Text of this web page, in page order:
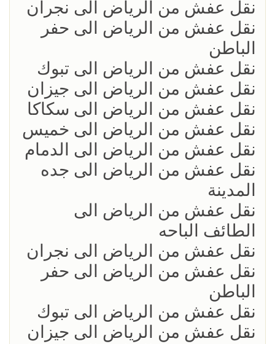
نقل عفش من الرياض الى نجران
نقل عفش من الرياض الى حفر
الباطن
نقل عفش من الرياض الى تبوك
نقل عفش من الرياض الى جيزان
نقل عفش من الرياض الى سكاكا
نقل عفش من الرياض الى خميس
نقل عفش من الرياض الى الدمام
نقل عفش من الرياض الى جده
المدينة
نقل عفش من الرياض الى
الطائف الباحه
نقل عفش من الرياض الى نجران
نقل عفش من الرياض الى حفر
الباطن
نقل عفش من الرياض الى تبوك
نقل عفش من الرياض الى جيزان